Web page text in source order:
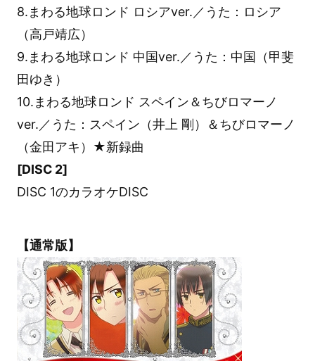
8.まわる地球ロンド ロシアver.／うた：ロシア
（高戸靖広）
9.まわる地球ロンド 中国ver.／うた：中国（甲斐
田ゆき）
10.まわる地球ロンド スペイン＆ちびロマーノ
ver.／うた：スペイン（井上 剛）＆ちびロマーノ
（金田アキ）★新録曲
[DISC 2]
DISC 1のカラオケDISC
【通常版】